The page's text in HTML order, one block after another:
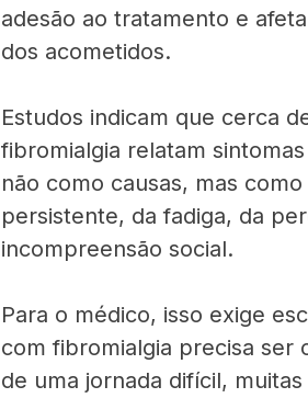
adesão ao tratamento e
dos acometidos.
Estudos indicam que cerca
fibromialgia relatam
não como causas, mas
persistente, da fadiga, da
incompreensão social.
Para o médico, isso exige
com fibromialgia precisa ser
de uma jornada difícil,